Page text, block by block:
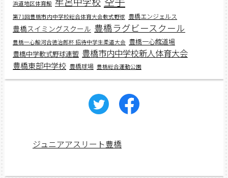
浜道地区体育館
第71回豊橋市内中学校総合体育大会軟式野球 豊橋エンジェルス
豊橋スイミングスクール 豊橋ラグビースクール
豊橋一心館河合徳治郎杯 招待中学生柔道大会 豊橋一心館道場
豊橋中学軟式野球連盟 豊橋市内中学校新人体育大会
豊橋東部中学校 豊橋球場 豊橋総合運動公園
ジュニアアスリート豊橋